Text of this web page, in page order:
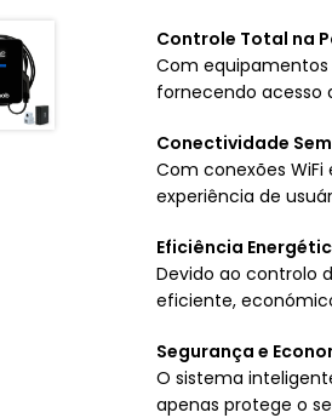
Controle Total na
Com
fornecendo acesso
Conectividade
Com conexões
experiência de
Eficiência
Devido ao controlo
eficiente,
Segurança e
O sistema
apenas protege o